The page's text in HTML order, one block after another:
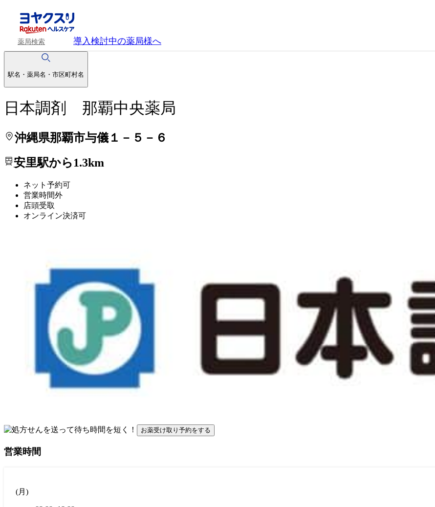
薬局検索 導入検討中の薬局様へ
駅名・薬局名・市区町村名
日本調剤 那覇中央薬局
沖縄県那覇市与儀１－５－６
安里駅から1.3km
ネット予約可
営業時間外
店頭受取
オンライン決済可
処方せんを送って待ち時間を短く！
お薬受け取り予約をする
営業時間
(月 )
処方せんを送って待ち時間を短く！